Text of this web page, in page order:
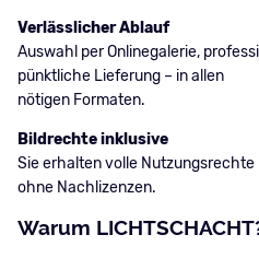
Verlässlicher Ablauf
Auswahl per Onlinegalerie,
pünktliche Lieferung – in allen
nötigen Formaten.
Bildrechte inklusive
Sie erhalten volle Nutzungsrechte
ohne Nachlizenzen.
Warum